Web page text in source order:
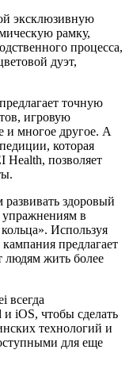
эксклюзивную
рамку,
процесса,
дуэт,
точную
игровую
и многое другое. А
которая
Health, позволяет
здоровый
в
Используя
предлагает
людям жить более
всегда
iOS, чтобы сделать
технологий и
для еще